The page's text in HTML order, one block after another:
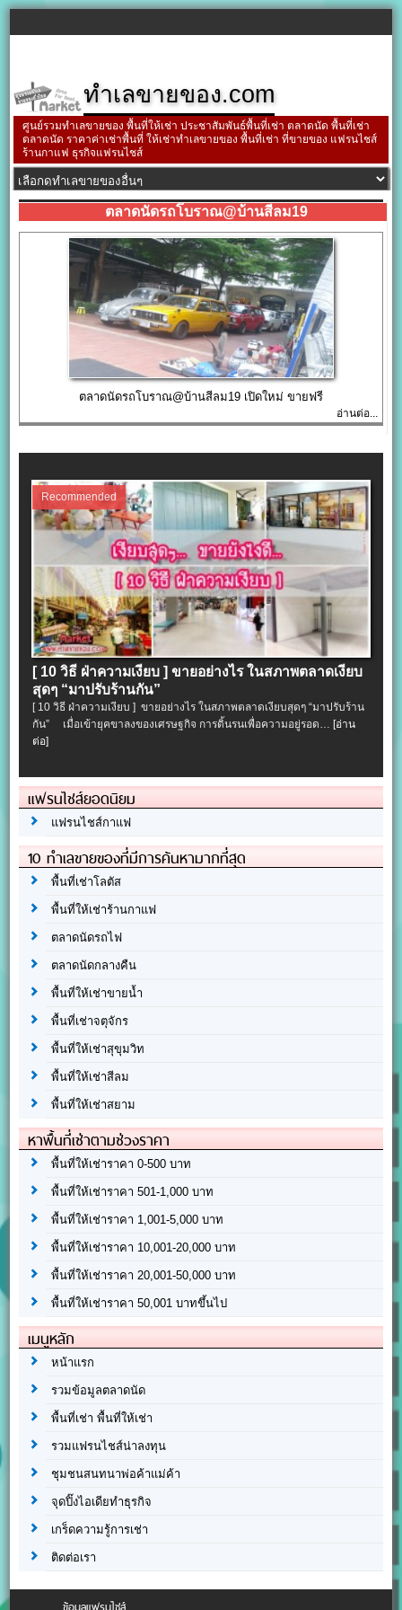
ทำเลขายของ.com
ศูนย์รวมทำเลขายของ พื้นที่ให้เช่า ประชาสัมพันธ์พื้นที่เช่า ตลาดนัด พื้นที่เช่า
ตลาดนัด ราคาค่าเช่าพื้นที่ ให้เช่าทำเลขายของ พื้นที่เช่า ที่ขายของ แฟรนไชส์
ร้านกาแฟ ธุรกิจแฟรนไชส์
ตลาดนัดรถโบราณ@บ้านสีลม19
ตลาดนัดรถโบราณ@บ้านสีลม19 เปิดใหม่ ขายฟรี
อ่านต่อ...
Recommended
[ 10 วิธี ฝ่าความเงียบ ] ขายอย่างไร ในสภาพตลาดเงียบ
สุดๆ “มาปรับร้านกัน”
[ 10 วิธี ฝ่าความเงียบ ] ขายอย่างไร ในสภาพตลาดเงียบสุดๆ “มาปรับร้าน
กัน” เมื่อเข้ายุคขาลงของเศรษฐกิจ การดิ้นรนเพื่อความอยู่รอด…[อ่าน
ต่อ]
แฟรนไชส์ยอดนิยม
แฟรนไชส์กาแฟ
10 ทำเลขายของที่มีการค้นหามากที่สุด
พื้นที่เช่าโลตัส
พื้นที่ให้เช่าร้านกาแฟ
ตลาดนัดรถไฟ
ตลาดนัดกลางคืน
พื้นที่ให้เช่าขายน้ำ
พื้นที่เช่าจตุจักร
พื้นที่ให้เช่าสุขุมวิท
พื้นที่ให้เช่าสีลม
พื้นที่ให้เช่าสยาม
หาพื้นที่เช่าตามช่วงราคา
พื้นที่ให้เช่าราคา 0-500 บาท
พื้นที่ให้เช่าราคา 501-1,000 บาท
พื้นที่ให้เช่าราคา 1,001-5,000 บาท
พื้นที่ให้เช่าราคา 10,001-20,000 บาท
พื้นที่ให้เช่าราคา 20,001-50,000 บาท
พื้นที่ให้เช่าราคา 50,001 บาทขึ้นไป
เมนูหลัก
หน้าแรก
รวมข้อมูลตลาดนัด
พื้นที่เช่า พื้นที่ให้เช่า
รวมแฟรนไชส์น่าลงทุน
ชุมชนสนทนาพ่อค้าแม่ค้า
จุดปิ๊งไอเดียทำธุรกิจ
เกร็ดความรู้การเช่า
ติดต่อเรา